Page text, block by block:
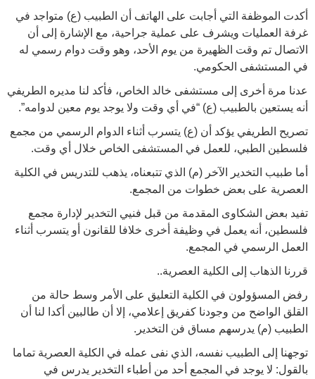
أكدت الموظفة التي أجابت على الهاتف أن الطبيب (ع) متواجد في
غرفة العمليات ويشرف على عملية جراحية، مع الإشارة إلى أن
الاتصال تم وقت الظهيرة من يوم الأحد، وهو وقت دوام رسمي له
في المستشفى الحكومي.
عدنا مرة أخرى إلى مستشفى خالد الخاص، فأكد لنا مديره الطريفي
أنه يستعين بالطبيب (ع) “في أي وقت ولا يوجد يوم معين لدوامه”.
تصريح الطريفي يؤكد أن (ع) يتسرب أثناء الدوام الرسمي من مجمع
فلسطين الطبي، للعمل في المستشفى الخاص خلال أي وقت.
أما طبيب التخدير الآخر (م) الذي تتبعناه، يذهب للتدريس في الكلية
العصرية على بعض خطوات من المجمع.
تفيد بعض الشكاوى المقدمة من قبل فنيي التخدير لإدارة مجمع
فلسطين، أنه يعمل في وظيفة أخرى خلافا للقانون أو يتسرب أثناء
العمل الرسمي في المجمع.
قررنا الذهاب إلى الكلية العصرية..
رفض المسؤولون في الكلية التعليق على الأمر وسط حالة من
القلق الواضح من وجودنا كفريق إعلامي، إلا أن طالبين أكدا لنا أن
الطبيب (م) يدرسهم مساق فن التخدير.
توجهنا إلى الطبيب نفسه، الذي نفى عمله في الكلية العصرية تماما
بالقول: لا يوجد في المجمع أحد من أطباء التخدير يدرس في